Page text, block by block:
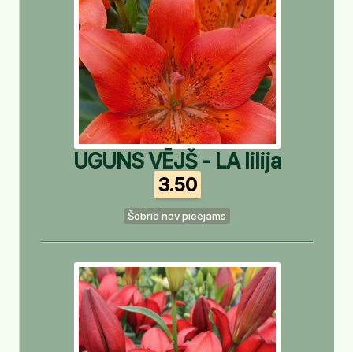
UGUNS VĒJŠ - LA lilija
3.50
Šobrīd nav pieejams